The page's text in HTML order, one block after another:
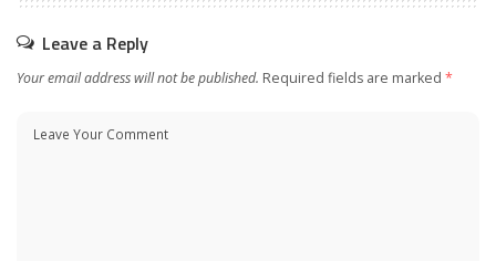
Leave a Reply
Your email address will not be published. Required fields are marked *